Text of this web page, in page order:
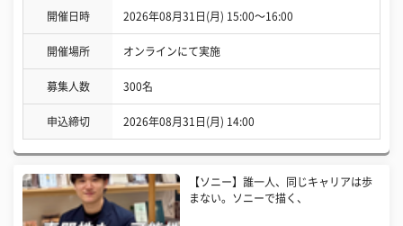
開催日時 2026年08月31日(月) 15:00〜16:00
開催場所 オンラインにて実施
募集人数 300名
申込締切 2026年08月31日(月) 14:00
【ソニー】誰一人、同じキャリアは歩
まない。ソニーで描く、